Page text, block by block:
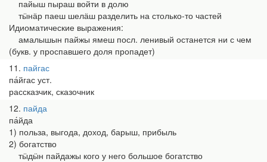
пайыш пыраш войти в долю
тӹнӓр паеш шелӓш разделить на столько-то частей
Идиоматические выражения:
амалышын пайжы ямеш посл. ленивый останется ни с чем
(букв. у проспавшего доля пропадет)
11 пайгас
па́йгас уст.
рассказчик, сказочник
12 пайда
па́йда
1) польза, выгода, доход, барыш, прибыль
2) богатство
тӹдӹн пайдажы кого у него большое богатство